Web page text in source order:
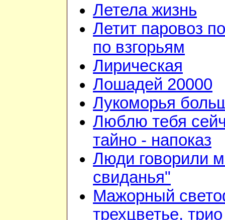
Летела жизнь
Летит паровоз
по взгорьям
Лирическая
Лошадей 20000
Лукоморья
Люблю тебя
тайно - напоказ
Люди говорили
свиданья"
Мажорный
трехцветье, трио